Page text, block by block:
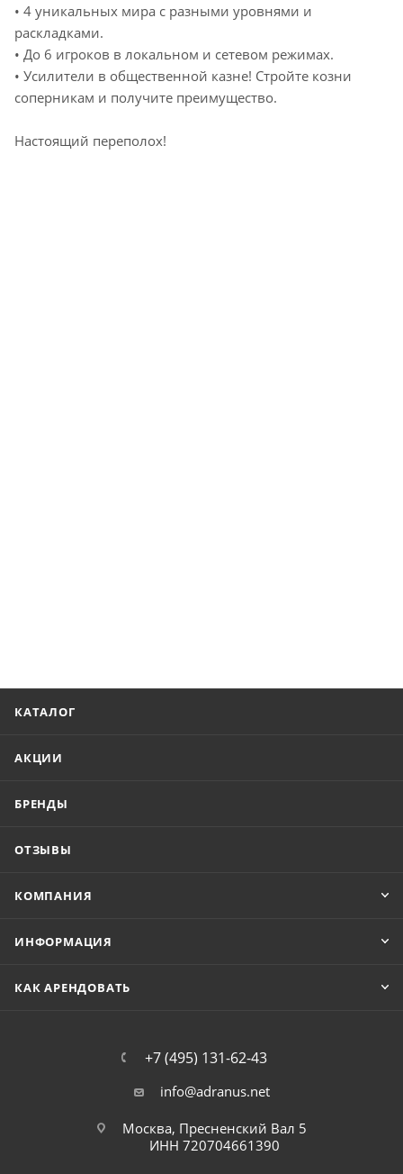
• 4 уникальных мира с разными уровнями и
раскладками.
• До 6 игроков в локальном и сетевом режимах.
• Усилители в общественной казне! Стройте козни
соперникам и получите преимущество.
Настоящий переполох!
КАТАЛОГ
АКЦИИ
БРЕНДЫ
ОТЗЫВЫ
КОМПАНИЯ
ИНФОРМАЦИЯ
КАК АРЕНДОВАТЬ
+7 (495) 131-62-43
info@adranus.net
Москва, Пресненский Вал 5
ИНН 720704661390